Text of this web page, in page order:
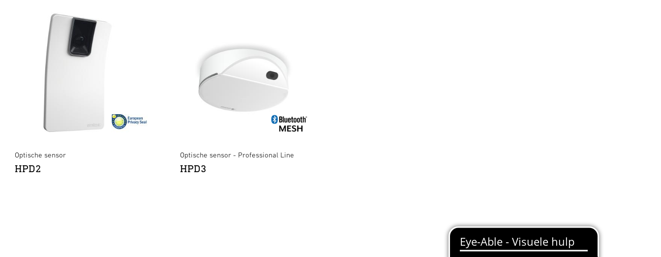
Optische sensor
HPD2
Optische sensor - Professional Line
HPD3